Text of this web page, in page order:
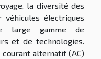
la diversité des
véhicules électriques
large gamme de
et de technologies.
alternatif (AC)